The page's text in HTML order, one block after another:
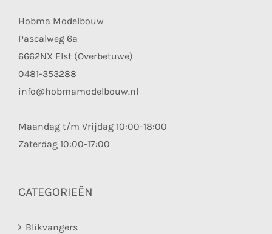
Hobma Modelbouw
Pascalweg 6a
6662NX Elst (Overbetuwe)
0481-353288
info@hobmamodelbouw.nl
Maandag t/m Vrijdag 10:00-18:00
Zaterdag 10:00-17:00
CATEGORIEËN
Blikvangers